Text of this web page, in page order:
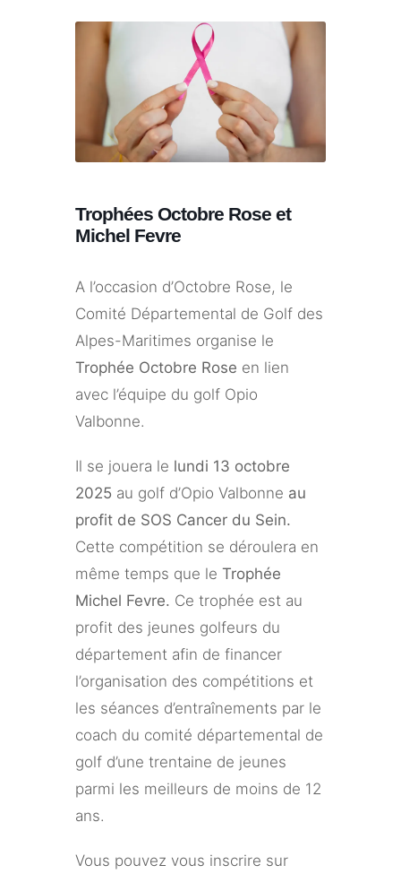
Trophées Octobre Rose et
Michel Fevre
A l’occasion d’Octobre Rose, le
Comité Départemental de Golf des
Alpes-Maritimes organise le
Trophée Octobre Rose en lien
avec l’équipe du golf Opio
Valbonne.
Il se jouera le lundi 13 octobre
2025 au golf d’Opio Valbonne au
profit de SOS Cancer du Sein.
Cette compétition se déroulera en
même temps que le Trophée
Michel Fevre. Ce trophée est au
profit des jeunes golfeurs du
département afin de financer
l’organisation des compétitions et
les séances d’entraînements par le
coach du comité départemental de
golf d’une trentaine de jeunes
parmi les meilleurs de moins de 12
ans.
Vous pouvez vous inscrire sur